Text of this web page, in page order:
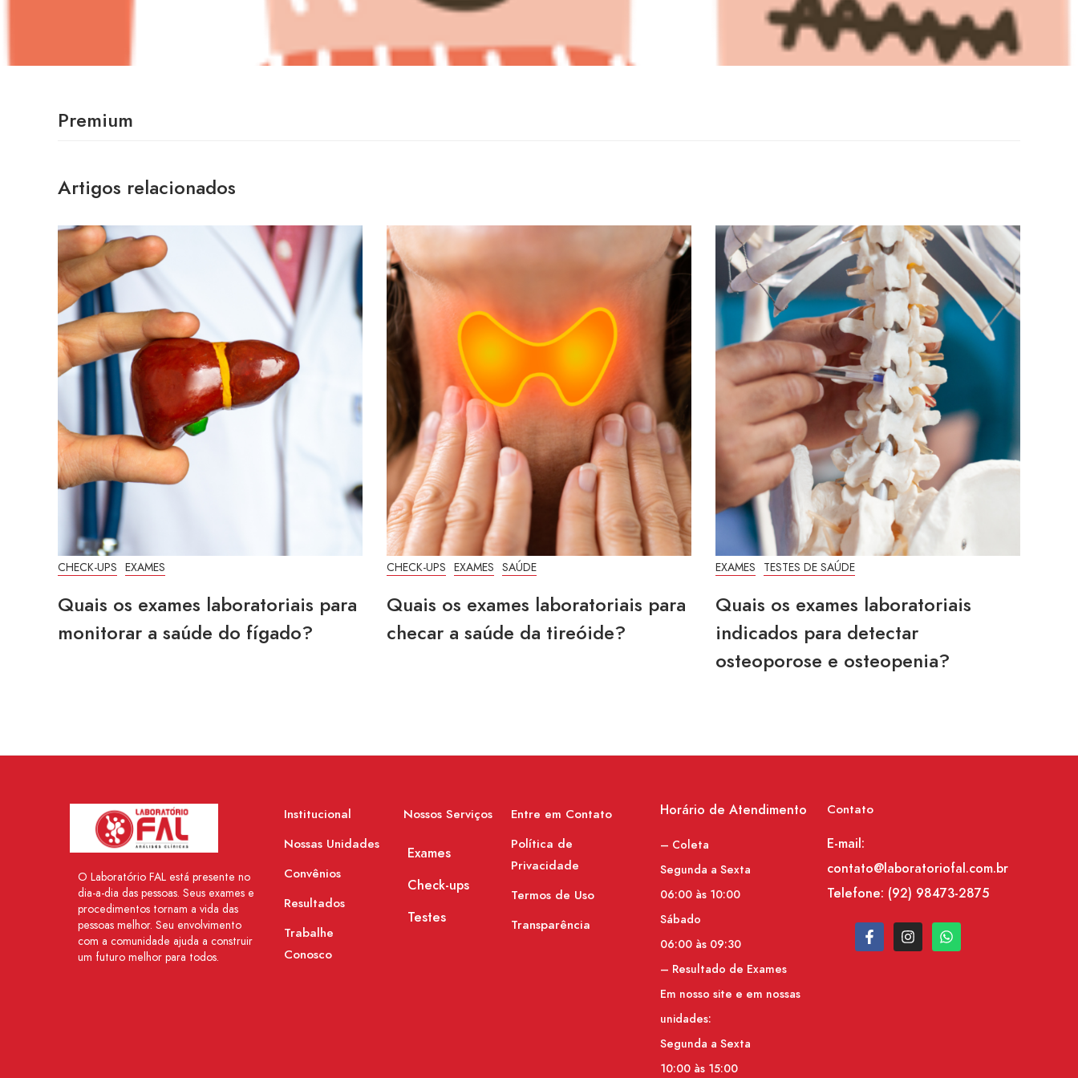
Premium
Artigos relacionados
CHECK-UPS EXAMES
Quais os exames laboratoriais para
monitorar a saúde do fígado?
CHECK-UPS EXAMES SAÚDE
Quais os exames laboratoriais para
checar a saúde da tireóide?
EXAMES TESTES DE SAÚDE
Quais os exames laboratoriais
indicados para detectar
osteoporose e osteopenia?
O Laboratório FAL está presente no
dia-a-dia das pessoas. Seus exames e
procedimentos tornam a vida das
pessoas melhor. Seu envolvimento
com a comunidade ajuda a construir
um futuro melhor para todos.
Institucional
Nossas Unidades
Convênios
Resultados
Trabalhe
Conosco
Nossos Serviços
Exames
Check-ups
Testes
Entre em Contato
Política de
Privacidade
Termos de Uso
Transparência
Horário de Atendimento
– Coleta
Segunda a Sexta
06:00 às 10:00
Sábado
06:00 às 09:30
– Resultado de Exames
Em nosso site e em nossas
unidades:
Segunda a Sexta
10:00 às 15:00
Contato
E-mail:
contato@laboratoriofal.com.br
Telefone: (92) 98473-2875